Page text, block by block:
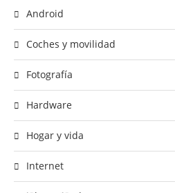
Android
Coches y movilidad
Fotografía
Hardware
Hogar y vida
Internet